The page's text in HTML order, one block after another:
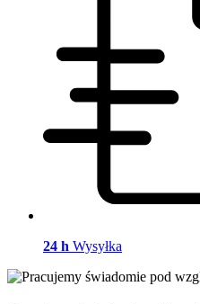
24 h Wysyłka